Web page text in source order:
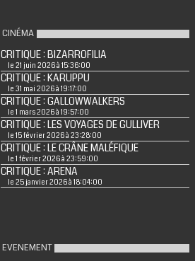
CINÉMA
CRITIQUE : BIZARROFILIA
le 21 juin 2026 à 15:36:00
CRITIQUE : KARUPPU
le 31 mai 2026 à 19:17:00
CRITIQUE : GALLOWWALKERS
le 1 mars 2026 à 19:57:00
CRITIQUE : LES VOYAGES DE GULLIVER
le 15 février 2026 à 23:28:00
CRITIQUE : LE CRÂNE MALÉFIQUE
le 1 février 2026 à 23:59:00
CRITIQUE : ARENA
le 25 janvier 2026 à 18:04:00
EVENEMENT